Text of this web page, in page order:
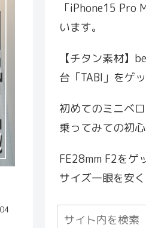
「iPhone15 Pro
います。
【チタン素材】
台「TABI」をゲッ
初めてのミニベ
乗ってみての初
FE28mm F2をゲ
サイズ一眼を安